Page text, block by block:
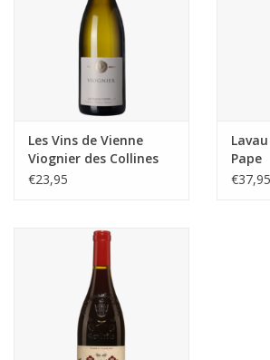
Les Vins de Vienne
Viognier des Collines
Rhodaniennes IGP
€23,95
Pape
€37,95